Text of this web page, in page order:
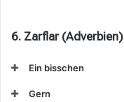
6. Zarflar (Adverbien)
Ein bisschen
Gern